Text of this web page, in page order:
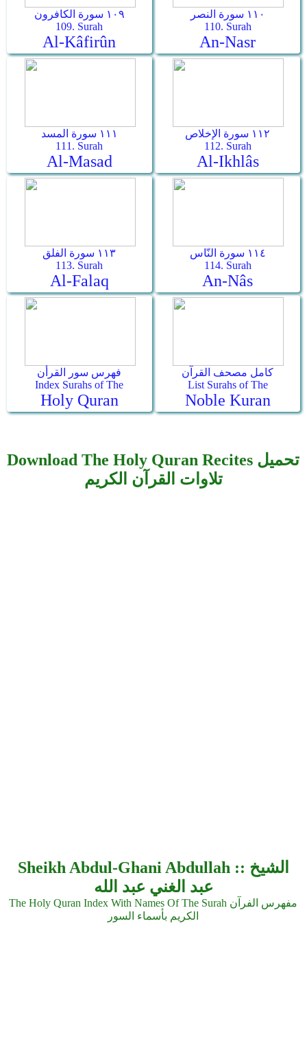
١٠٩ سورة الكافرون
109. Surah
Al-Kâfirûn
١١٠ سورة النصر
110. Surah
An-Nasr
١١١ سورة المسد
111. Surah
Al-Masad
١١٢ سورة الإخلاص
112. Surah
Al-Ikhlâs
١١٣ سورة الفلق
113. Surah
Al-Falaq
١١٤ سورة النّاس
114. Surah
An-Nâs
فهرس سور القرأن
Index Surahs of The
Holy Quran
كامل مصحف القرآن
List Surahs of The
Noble Kuran
Download The Holy Quran Recites تحميل
تلاوات القرآن الكريم
Sheikh Abdul-Ghani Abdullah :: الشيخ
عبد الغني عبد الله
The Holy Quran Index With Names Of The Surah مفهرس الفرآن
الكريم بأسماء السور